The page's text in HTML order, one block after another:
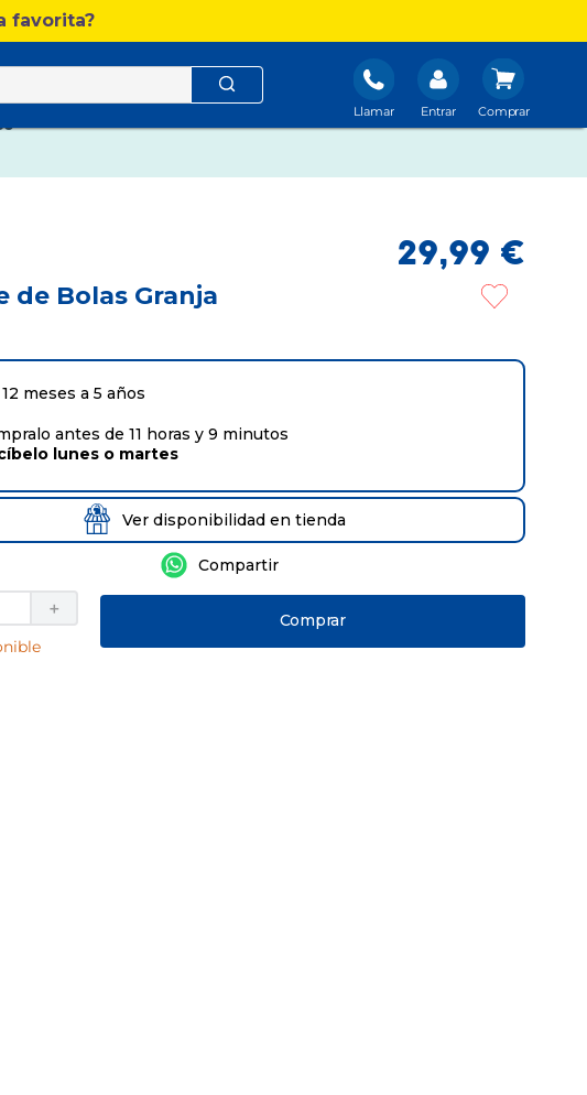
favorita?
Llamar Entrar
29,99 €
de Bolas Granja
meses a 5 años
antes de 11 horas y 9 minutos
lunes o martes
Ver disponibilidad en tienda
＋
Comprar